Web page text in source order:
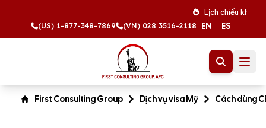
Lịch chiếu khán tháng 8
(US) 1-877-348-7869
(VN) 028 3516-2118 EN ES
First Consulting Group Dịch vụ visa Mỹ Cách dùng